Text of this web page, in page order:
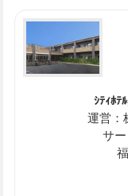
ｼﾃｨﾎﾃ
運営：
サ